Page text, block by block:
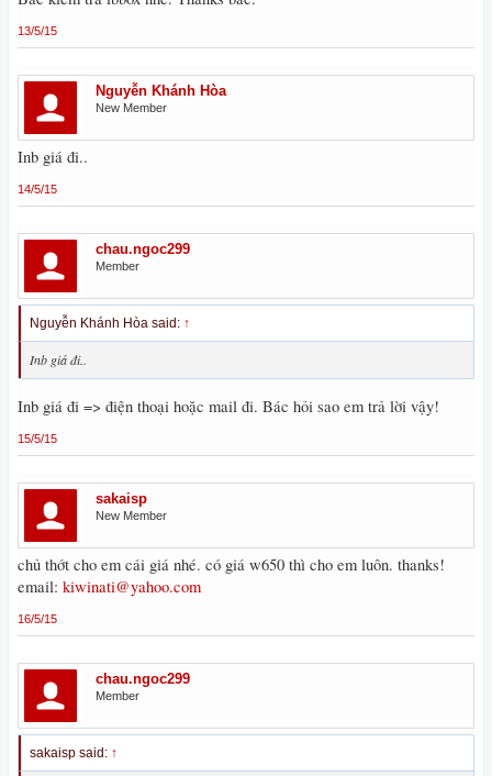
13/5/15
Nguyễn Khánh Hòa
New Member
Inb giá đi..
14/5/15
chau.ngoc299
Member
Nguyễn Khánh Hòa said: ↑
Inb giá đi..
Inb giá đi => điện thoại hoặc mail đi. Bác hỏi sao em trả lời vậy!
15/5/15
sakaisp
New Member
chủ thớt cho em cái giá nhé. có giá w650 thì cho em luôn. thanks!
email: kiwinati@yahoo.com
16/5/15
chau.ngoc299
Member
sakaisp said: ↑